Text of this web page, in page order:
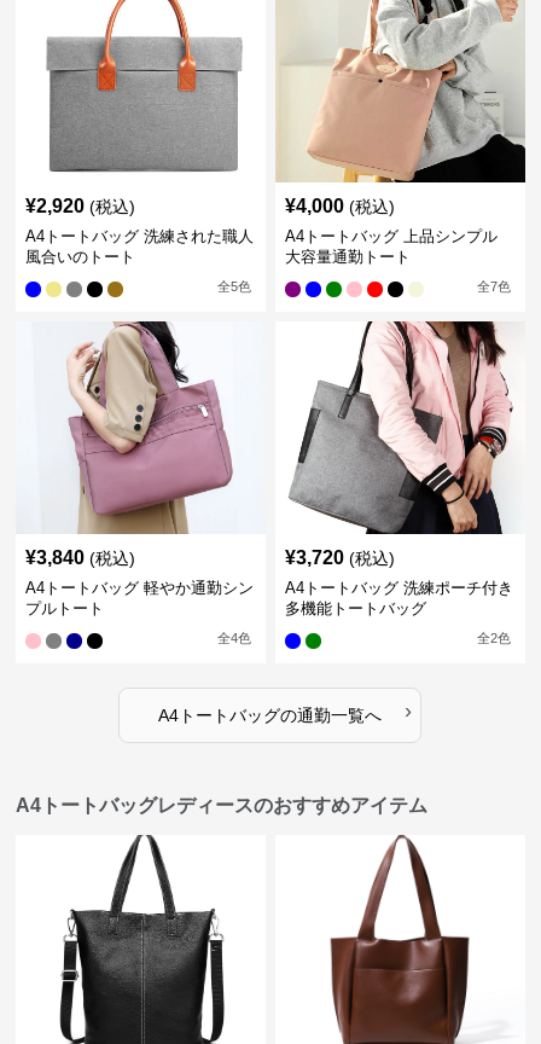
¥2,920 (税込)
A4トートバッグ 洗練された職人
風合いのトート
全5色
¥4,000 (税込)
A4トートバッグ 上品シンプル
大容量通勤トート
全7色
¥3,840 (税込)
A4トートバッグ 軽やか通勤シン
プルトート
全4色
¥3,720 (税込)
A4トートバッグ 洗練ポーチ付き
多機能トートバッグ
全2色
A4トートバッグの通勤一覧へ ›
A4トートバッグレディースのおすすめアイテム